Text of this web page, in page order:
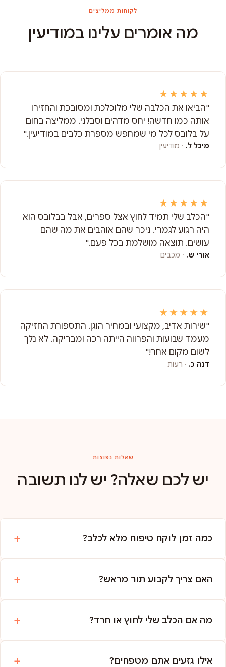
לקוחות ממליצים
מה אומרים עלינו במודיעין
★★★★★
"הביאו את הכלבה שלי מלוכלכת ומסובכת והחזירו
אותה כמו חדשה! יחס מדהים וסבלני. ממליצה בחום
על בלובס לכל מי שמחפש מספרת כלבים במודיעין."
מיכל ל. · מודיעין
★★★★★
"הכלב שלי תמיד לחוץ אצל ספרים, אבל בבלובס הוא
היה רגוע לגמרי. ניכר שהם אוהבים את מה שהם
עושים. תוצאה מושלמת בכל פעם."
אורי ש. · מכבים
★★★★★
"שירות אדיב, מקצועי ובמחיר הוגן. התספורת החזיקה
מעמד שבועות והפרווה הייתה רכה ומבריקה. לא נלך
לשום מקום אחר!"
דנה כ. · רעות
שאלות נפוצות
יש לכם שאלה? יש לנו תשובה
כמה זמן לוקח טיפוח מלא לכלב?
האם צריך לקבוע תור מראש?
מה אם הכלב שלי לחוץ או חרד?
אילו גזעים אתם מטפחים?